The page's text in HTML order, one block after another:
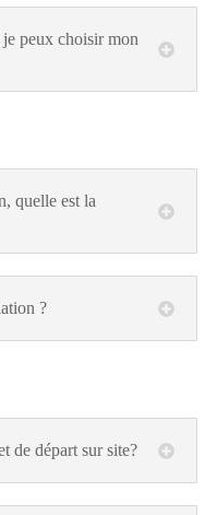
je peux choisir mon
quelle est la
?
de départ sur site?